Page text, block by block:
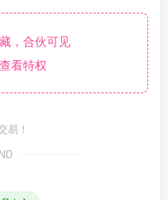
，合伙可见
看特权
易！